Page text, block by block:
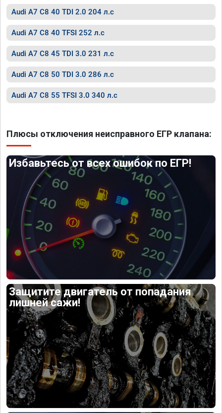
Audi A7 C8 40 TDI 2.0 204 л.с
Audi A7 C8 40 TFSI 252 л.с
Audi A7 C8 45 TDI 3.0 231 л.с
Audi A7 C8 50 TDI 3.0 286 л.с
Audi A7 C8 55 TFSI 3.0 340 л.с
Плюсы отключения неисправного ЕГР клапана:
Избавьтесь от всех ошибок по ЕГР!
Защитите двигатель от попадания
лишней сажи!